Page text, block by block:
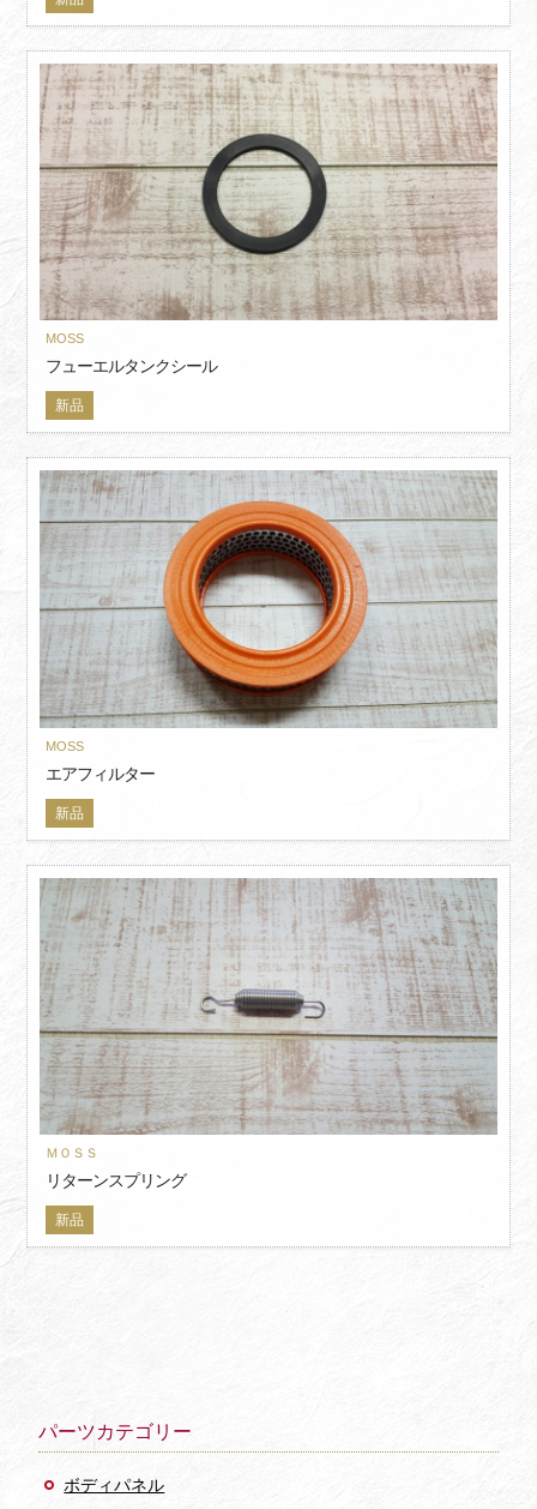
MOSS
フューエルタンクシール
新品
MOSS
エアフィルター
新品
ＭＯＳＳ
リターンスプリング
新品
パーツカテゴリー
ボディパネル